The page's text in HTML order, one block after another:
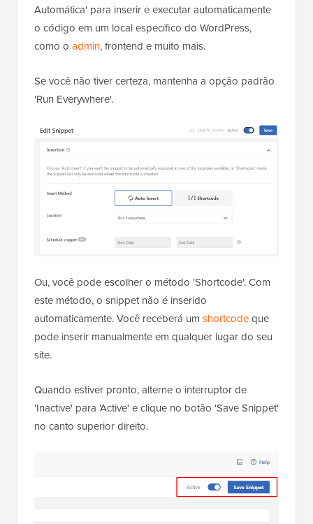
Automática' para inserir e executar automaticamente
o código em um local específico do WordPress,
como o admin, frontend e muito mais.
Se você não tiver certeza, mantenha a opção padrão
'Run Everywhere'.
Ou, você pode escolher o método 'Shortcode'. Com
este método, o snippet não é inserido
automaticamente. Você receberá um shortcodeque
pode inserir manualmente em qualquer lugar do seu
site.
Quando estiver pronto, alterne o interruptor de
'Inactive' para 'Active' e clique no botão 'Save Snippet'
no canto superior direito.